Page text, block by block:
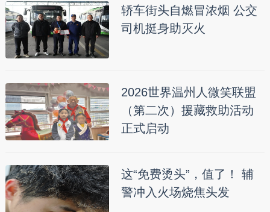
轿车街头自燃冒浓烟 公交
司机挺身助灭火
2026世界温州人微笑联盟
（第二次）援藏救助活动
正式启动
这“免费烫头”，值了！ 辅
警冲入火场烧焦头发